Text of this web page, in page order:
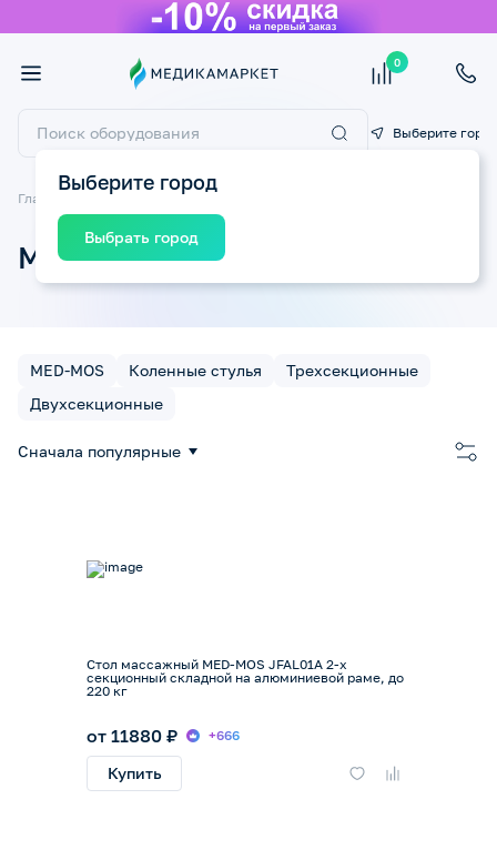
0
Выберите город
Выберите город
Выбрать город
Главная Массажное оборудование
Массажные столы
MED-MOS Коленные стулья
Трехсекционные
Двухсекционные
Сначала популярные
Стол массажный MED-MOS JFAL01A 2-х
секционный складной на алюминиевой раме, до
220 кг
от 11880 ₽ +666
Купить